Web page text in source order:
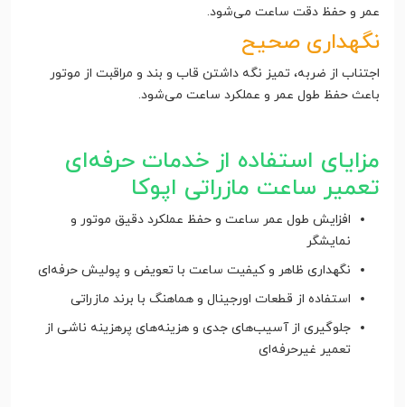
عمر و حفظ دقت ساعت می‌شود.
نگهداری صحیح
اجتناب از ضربه، تمیز نگه داشتن قاب و بند و مراقبت از موتور
باعث حفظ طول عمر و عملکرد ساعت می‌شود.
مزایای استفاده از خدمات حرفه‌ای
تعمیر ساعت مازراتی اپوکا
افزایش طول عمر ساعت و حفظ عملکرد دقیق موتور و
نمایشگر
نگهداری ظاهر و کیفیت ساعت با تعویض و پولیش حرفه‌ای
استفاده از قطعات اورجینال و هماهنگ با برند مازراتی
جلوگیری از آسیب‌های جدی و هزینه‌های پرهزینه ناشی از
تعمیر غیرحرفه‌ای